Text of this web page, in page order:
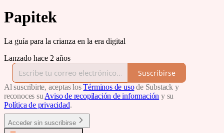
Papitek
La guía para la crianza en la era digital
Lanzado hace 2 años
Suscribirse
Al suscribirte, aceptas losTérminos de usode Substack y
reconoces suAviso de recopilación de información y su
Política de privacidad.
Acceder sin suscribirse